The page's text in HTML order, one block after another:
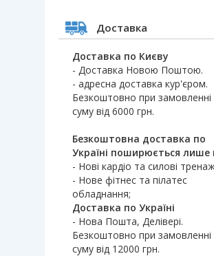
Доставка
Доставка по Києву
- Доставка Новою Поштою.
- адресна доставка кур'єром.
Безкоштовно при замовленні
суму від 6000 грн.
Безкоштовна доставка по
Україні поширюється лише
- Нові кардіо та силові
- Нове фітнес та пілатес
обладнання;
Доставка по Україні
- Нова Пошта, Делівері.
Безкоштовно при замовленні
суму від 12000 грн.